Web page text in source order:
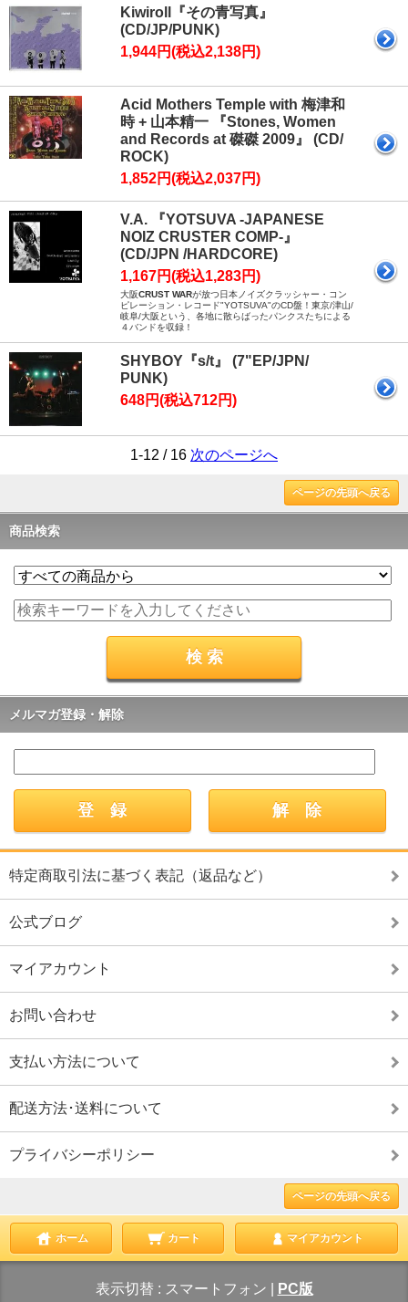
Kiwiroll『その青写真』
(CD/JP/PUNK)
1,944円(税込2,138円)
Acid Mothers Temple with 梅津和
時 + 山本精一 『Stones, Women
and Records at 磔磔 2009』 (CD/
ROCK)
1,852円(税込2,037円)
V.A. 『YOTSUVA -JAPANESE
NOIZ CRUSTER COMP-』
(CD/JPN /HARDCORE)
1,167円(税込1,283円)
大阪CRUST WARが放つ日本ノイズクラッシャー・コン
ピレーション・レコード"YOTSUVA"のCD盤！東京/津山/
岐阜/大阪という、各地に散らばったパンクスたちによる
４バンドを収録！
SHYBOY『s/t』 (7"EP/JPN/
PUNK)
648円(税込712円)
1-12 / 16 次のページへ
ページの先頭へ戻る
商品検索
メルマガ登録・解除
特定商取引法に基づく表記（返品など）
公式ブログ
マイアカウント
お問い合わせ
支払い方法について
配送方法･送料について
プライバシーポリシー
ページの先頭へ戻る
ホーム カート マイアカウント
表示切替 : スマートフォン PC版